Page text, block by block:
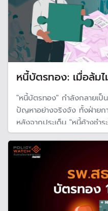
หนี้บัตรทอง: เมื่อล้มไ
"หนี้บัตรทอง" กำลังกลายเป็
ปัญหาอย่างจริงจัง ทั้งฝ่ายก
หลังจากประเด็น "หนี้ค้างชำ
ขยายวงกว้างมากขึ้นเรื่อย
เวลาต้องมาสังคายนาว่าจะ
อย่างไรให้เกิดสมดุล